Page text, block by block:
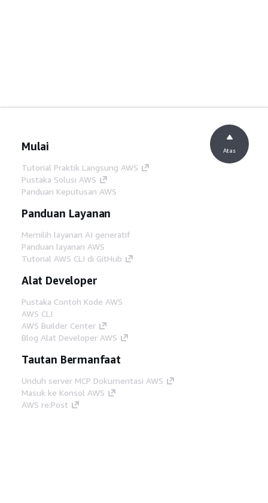
Mulai
Tutorial Praktik Langsung AWS
Pustaka Solusi AWS
Panduan Keputusan AWS
Panduan Layanan
Memilih layanan AI generatif
Panduan layanan AWS
Tutorial AWS CLI di GitHub
Alat Developer
Pustaka Contoh Kode AWS
AWS CLI
AWS Builder Center
Blog Alat Developer AWS
Tautan Bermanfaat
Unduh server MCP Dokumentasi AWS
Masuk ke Konsol AWS
AWS re:Post
Atas